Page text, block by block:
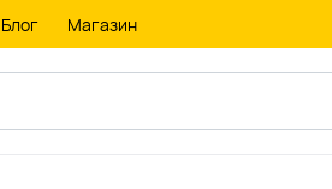
Блог Магазин